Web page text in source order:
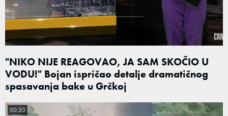
"NIKO NIJE REAGOVAO, JA SAM SKOČIO U
VODU!" Bojan ispričao detalje dramatičnog
spasavanja bake u Grčkoj
00:20